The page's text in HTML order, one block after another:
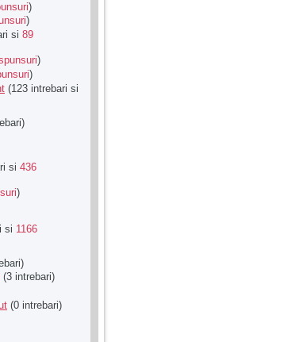
)
)
si 89
)
)
(123 intrebari si
si 436
)
si 1166
(3 intrebari)
(0 intrebari)